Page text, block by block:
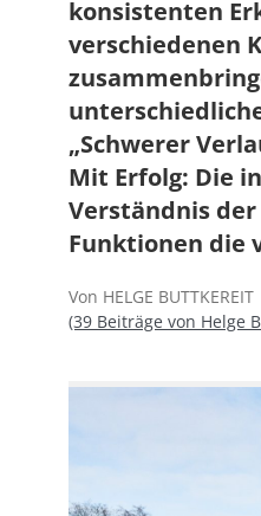
konsistenten
verschiedenen
„Schwerer
Mit Erfolg: Die
Verständnis
Funktionen die
Von HELGE
(39 Beiträge von Helge